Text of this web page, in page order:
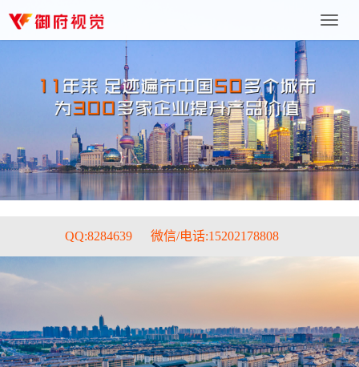
上
海
传
播
有
限
公
司
QQ:8284639 微信/电话:15202178808